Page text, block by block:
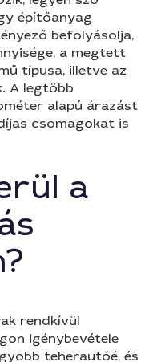
építőanyag
befolyásolja,
a megtett
típusa, illetve az
A legtöbb
alapú árazást
csomagokat is
a
rendkívül
igénybevétele
teherautóé, és